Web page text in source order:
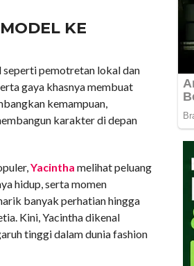
KE
pemotretan lokal dan
gaya khasnya membuat
kemampuan,
karakter di depan
Yacinthamelihat peluang
hidup, serta momen
banyak perhatian hingga
Kini, Yacintha dikenal
tinggi dalam dunia fashion